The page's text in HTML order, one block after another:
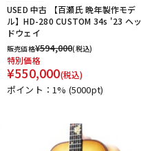
USED 中古 【百瀬氏 晩年製作モデ
ル】HD-280 CUSTOM 34s '23 ヘッ
ドウェイ
販売価格¥594,000(税込)
特別価格
¥550,000(税込)
ポイント：1% (5000pt)